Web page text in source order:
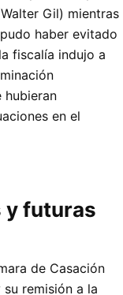
Gil) mientras
haber evitado
fiscalía indujo a
hubieran
en el
y futuras
de Casación
remisión a la